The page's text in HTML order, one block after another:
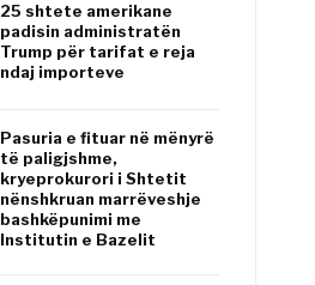
25 shtete amerikane
padisin administratën
Trump për tarifat e reja
ndaj importeve
Pasuria e fituar në mënyrë
të paligjshme,
kryeprokurori i Shtetit
nënshkruan marrëveshje
bashkëpunimi me
Institutin e Bazelit